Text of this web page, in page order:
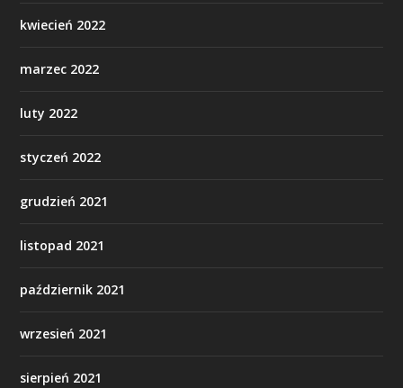
kwiecień 2022
marzec 2022
luty 2022
styczeń 2022
grudzień 2021
listopad 2021
październik 2021
wrzesień 2021
sierpień 2021